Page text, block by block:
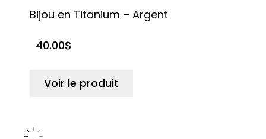
Bijou en Titanium – Argent
40.00$
Voir le produit